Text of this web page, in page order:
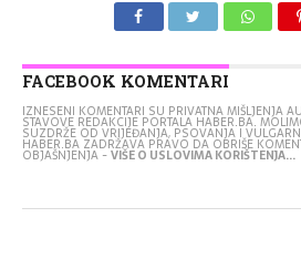
FACEBOOK KOMENTARI
IZNESENI KOMENTARI SU PRIVATNA MIŠLJENJA
STAVOVE REDAKCIJE PORTALA HABER.BA.
SUZDRŽE OD VRIJEĐANJA, PSOVANJA I
HABER.BA ZADRŽAVA PRAVO DA OBRIŠE
OBJAŠNJENJA -VIŠE O USLOVIMA KORIŠTENJA...